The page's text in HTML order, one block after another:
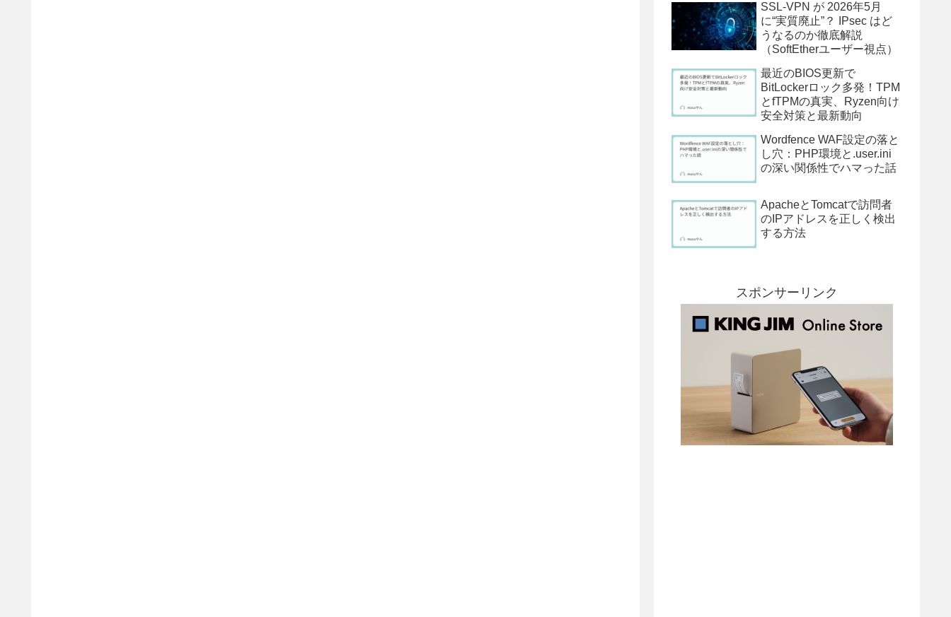
SSL-VPN が 2026年5月
に“実質廃止”？ IPsec はど
うなるのか徹底解説
（SoftEtherユーザー視点）
最近のBIOS更新で
BitLockerロック多発！TPM
とfTPMの真実、Ryzen向け
安全対策と最新動向
Wordfence WAF設定の落と
し穴：PHP環境と.user.ini
の深い関係性でハマった話
ApacheとTomcatで訪問者
のIPアドレスを正しく検出
する方法
スポンサーリンク